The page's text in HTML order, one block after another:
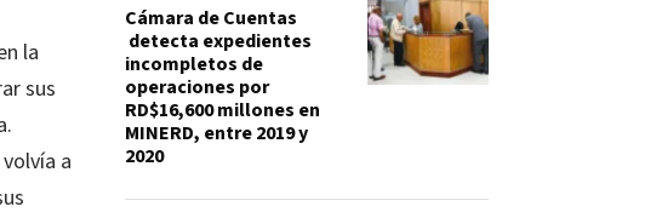
la
sus
a
Cámara de Cuentas
detecta expedientes
incompletos de
operaciones por
RD$16,600 millones en
MINERD, entre 2019 y
2020